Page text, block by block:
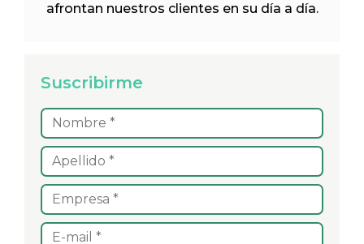
afrontan nuestros clientes en su día a día.
Suscribirme